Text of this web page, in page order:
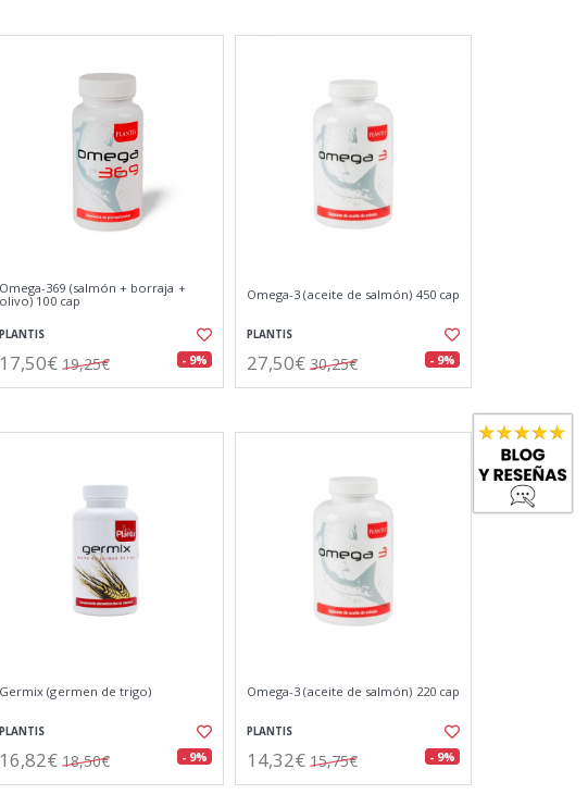
Omega-369 (salmón + borraja +
olivo) 100 cap
PLANTIS
17,50€ 19,25€ - 9%
Omega-3 (aceite de salmón) 450 cap
PLANTIS
27,50€ 30,25€ - 9%
Germix (germen de trigo)
PLANTIS
16,82€ 18,50€ - 9%
Omega-3 (aceite de salmón) 220 cap
PLANTIS
14,32€ 15,75€ - 9%